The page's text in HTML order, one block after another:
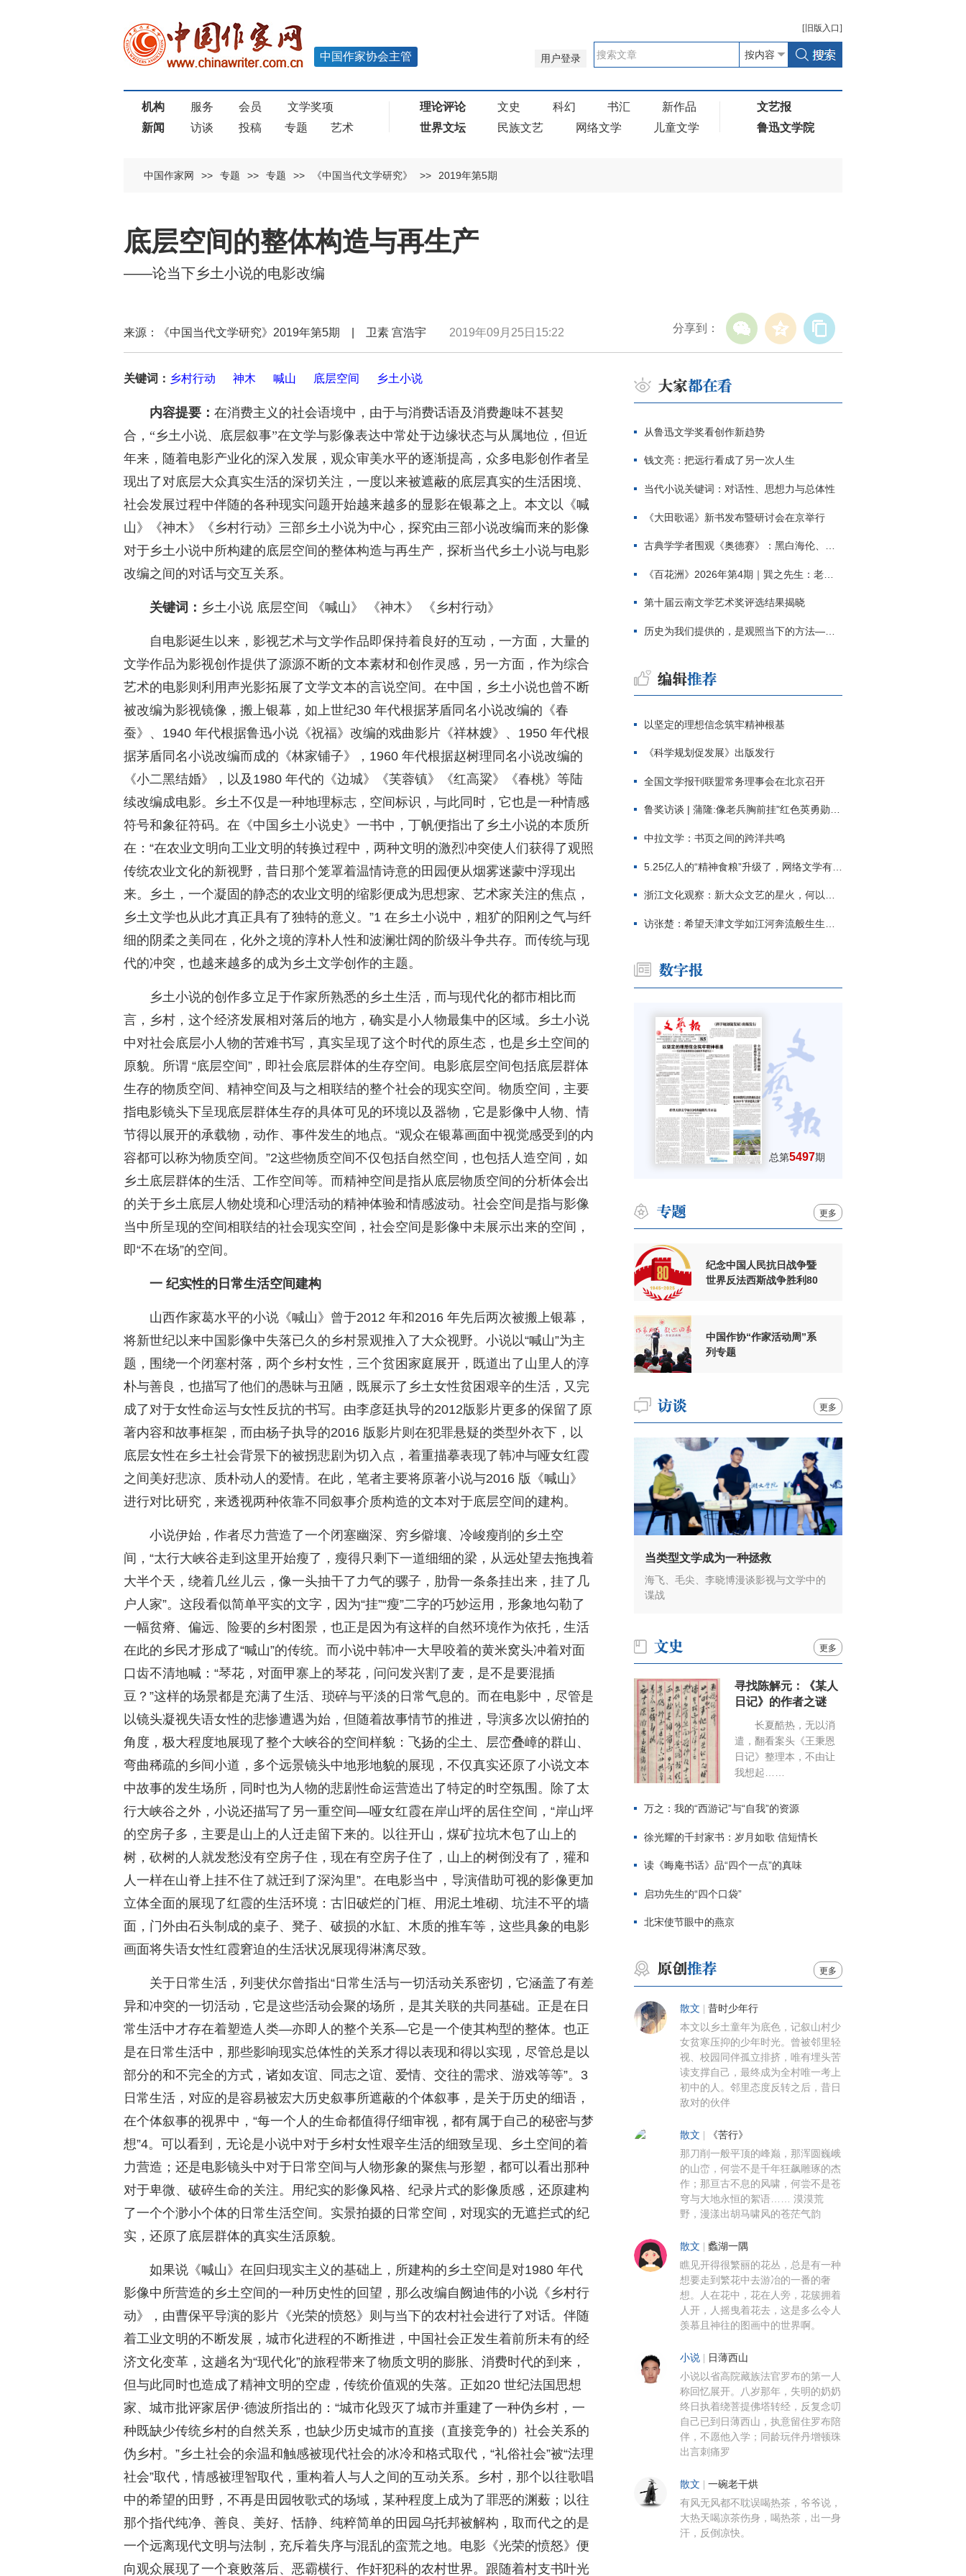
[ 旧版 入口]
用户登录
中国作家协会主管
机构 服务 会员
文学奖项
新闻
访谈 投稿 专题 艺术
理论评论 文史 科幻 书汇
新作品
世界文坛
民族文艺 网络文学 儿童文学
文艺报
鲁迅文学院
中国作家网 >> 专题 >> 专题 >> 《中国当代文学研究》 >> 2019年第5期
底层空间的整体构造与再生产
——论当下乡土小说的电影改编
分享到：
来源：《中国当代文学研究》2019年第5期 | 卫素 宫浩宇 2019年09月25日15:22
关键词： 乡村行动 神木 喊山 底层空间 乡土小说
内容提要： 在消费主义的社会语境中，由于与消费话语及消费趣味不甚契
合，“乡土小说、底层叙事”在文学与影像表达中常处于边缘状态与从属地位，但近
年来，随着电影产业化的深入发展，观众审美水平的逐渐提高，众多电影创作者呈
现出了对底层大众真实生活的深切关注，一度以来被遮蔽的底层真实的生活困境、
社会发展过程中伴随的各种现实问题开始越来越多的显影在银幕之上。本文以《喊
山》《神木》《乡村行动》三部乡土小说为中心，探究由三部小说改编而来的影像
对于乡土小说中所构建的底层空间的整体构造与再生产，探析当代乡土小说与电影
改编之间的对话与交互关系。
关键词： 乡土小说 底层空间 《喊山》 《神木》 《乡村行动》
自电影诞生以来，影视艺术与文学作品即保持着良好的互动，一方面，大量的
文学作品为影视创作提供了源源不断的文本素材和创作灵感，另一方面，作为综合
艺术的电影则利用声光影拓展了文学文本的言说空间。在中国，乡土小说也曾不断
被改编为影视镜像，搬上银幕，如上世纪30 年代根据茅盾同名小说改编的《春
蚕》、1940 年代根据鲁迅小说《祝福》改编的戏曲影片《祥林嫂》、1950 年代根
据茅盾同名小说改编而成的《林家铺子》，1960 年代根据赵树理同名小说改编的
《小二黑结婚》，以及1980 年代的《边城》《芙蓉镇》《红高粱》《春桃》等陆
续改编成电影。乡土不仅是一种地理标志，空间标识，与此同时，它也是一种情感
符号和象征符码。在《中国乡土小说史》一书中，丁帆便指出了乡土小说的本质所
在：“在农业文明向工业文明的转换过程中，两种文明的激烈冲突使人们获得了观照
传统农业文化的新视野，昔日那个笼罩着温情诗意的田园便从烟雾迷蒙中浮现出
来。乡土，一个凝固的静态的农业文明的缩影便成为思想家、艺术家关注的焦点，
乡土文学也从此才真正具有了独特的意义。”1 在乡土小说中，粗犷的阳刚之气与纤
细的阴柔之美同在，化外之境的淳朴人性和波澜壮阔的阶级斗争共存。而传统与现
代的冲突，也越来越多的成为乡土文学创作的主题。
乡土小说的创作多立足于作家所熟悉的乡土生活，而与现代化的都市相比而
言，乡村，这个经济发展相对落后的地方，确实是小人物最集中的区域。乡土小说
中对社会底层小人物的苦难书写，真实呈现了这个时代的原生态，也是乡土空间的
原貌。所谓 “底层空间”，即社会底层群体的生存空间。电影底层空间包括底层群体
生存的物质空间、精神空间及与之相联结的整个社会的现实空间。物质空间，主要
指电影镜头下呈现底层群体生存的具体可见的环境以及器物，它是影像中人物、情
节得以展开的承载物，动作、事件发生的地点。“观众在银幕画面中视觉感受到的内
容都可以称为物质空间。”2这些物质空间不仅包括自然空间，也包括人造空间，如
乡土底层群体的生活、工作空间等。而精神空间是指从底层物质空间的分析体会出
的关于乡土底层人物处境和心理活动的精神体验和情感波动。社会空间是指与影像
当中所呈现的空间相联结的社会现实空间，社会空间是影像中未展示出来的空间，
即“不在场”的空间。
一 纪实性的日常生活空间建构
山西作家葛水平的小说《喊山》曾于2012 年和2016 年先后两次被搬上银幕，
将新世纪以来中国影像中失落已久的乡村景观推入了大众视野。小说以“喊山”为主
题，围绕一个闭塞村落，两个乡村女性，三个贫困家庭展开，既道出了山里人的淳
朴与善良，也描写了他们的愚昧与丑陋，既展示了乡土女性贫困艰辛的生活，又完
成了对于女性命运与女性反抗的书写。由李彦廷执导的2012版影片更多的保留了原
著内容和故事框架，而由杨子执导的2016 版影片则在犯罪悬疑的类型外衣下，以
底层女性在乡土社会背景下的被拐悲剧为切入点，着重描摹表现了韩冲与哑女红霞
之间美好悲凉、质朴动人的爱情。在此，笔者主要将原著小说与2016 版《喊山》
进行对比研究，来透视两种依靠不同叙事介质构造的文本对于底层空间的建构。
小说伊始，作者尽力营造了一个闭塞幽深、穷乡僻壤、冷峻瘦削的乡土空
间，“太行大峡谷走到这里开始瘦了，瘦得只剩下一道细细的梁，从远处望去拖拽着
大半个天，绕着几丝儿云，像一头抽干了力气的骡子，肋骨一条条挂出来，挂了几
户人家”。这段看似简单平实的文字，因为“挂”“瘦”二字的巧妙运用，形象地勾勒了
一幅贫瘠、偏远、险要的乡村图景，也正是因为有这样的自然环境作为依托，生活
在此的乡民才形成了“喊山”的传统。而小说中韩冲一大早咬着的黄米窝头冲着对面
口齿不清地喊：“琴花，对面甲寨上的琴花，问问发兴割了麦，是不是要混插
豆？”这样的场景都是充满了生活、琐碎与平淡的日常气息的。而在电影中，尽管是
以镜头凝视失语女性的悲惨遭遇为始，但随着故事情节的推进，导演多次以俯拍的
角度，极大程度地展现了整个大峡谷的空间样貌：飞扬的尘土、层峦叠嶂的群山、
弯曲稀疏的乡间小道，多个远景镜头中地形地貌的展现，不仅真实还原了小说文本
中故事的发生场所，同时也为人物的悲剧性命运营造出了特定的时空氛围。除了太
行大峡谷之外，小说还描写了另一重空间—哑女红霞在岸山坪的居住空间，“岸山坪
的空房子多，主要是山上的人迁走留下来的。以往开山，煤矿拉坑木包了山上的
树，砍树的人就发愁没有空房子住，现在有空房子住了，山上的树倒没有了，獾和
人一样在山脊上挂不住了就迁到了深沟里”。在电影当中，导演借助可视的影像更加
立体全面的展现了红霞的生活环境：古旧破烂的门框、用泥土堆砌、坑洼不平的墙
面，门外由石头制成的桌子、凳子、破损的水缸、木质的推车等，这些具象的电影
画面将失语女性红霞窘迫的生活状况展现得淋漓尽致。
关于日常生活，列斐伏尔曾指出“日常生活与一切活动关系密切，它涵盖了有差
异和冲突的一切活动，它是这些活动会聚的场所，是其关联的共同基础。正是在日
常生活中才存在着塑造人类—亦即人的整个关系—它是一个使其构型的整体。也正
是在日常生活中，那些影响现实总体性的关系才得以表现和得以实现，尽管总是以
部分的和不完全的方式，诸如友谊、同志之谊、爱情、交往的需求、游戏等等”。3
日常生活，对应的是容易被宏大历史叙事所遮蔽的个体叙事，是关于历史的细语，
在个体叙事的视界中，“每一个人的生命都值得仔细审视，都有属于自己的秘密与梦
想”4。可以看到，无论是小说中对于乡村女性艰辛生活的细致呈现、乡土空间的着
力营造；还是电影镜头中对于日常空间与人物形象的聚焦与形塑，都可以看出那种
对于卑微、破碎生命的关注。用纪实的影像风格、纪录片式的影像质感，还原建构
了一个个渺小个体的日常生活空间。实景拍摄的日常空间，对现实的无遮拦式的纪
实，还原了底层群体的真实生活原貌。
如果说《喊山》在回归现实主义的基础上，所建构的乡土空间是对1980 年代
影像中所营造的乡土空间的一种历史性的回望，那么改编自阙迪伟的小说《乡村行
动》，由曹保平导演的影片《光荣的愤怒》则与当下的农村社会进行了对话。伴随
着工业文明的不断发展，城市化进程的不断推进，中国社会正发生着前所未有的经
济文化变革，这趟名为“现代化”的旅程带来了物质文明的膨胀、消费时代的到来，
但与此同时也造成了精神文明的空虚，传统价值观的失落。正如20 世纪法国思想
家、城市批评家居伊·德波所指出的：“城市化毁灭了城市并重建了一种伪乡村，一
种既缺少传统乡村的自然关系，也缺少历史城市的直接（直接竞争的）社会关系的
伪乡村。”乡土社会的余温和触感被现代社会的冰冷和格式取代，“礼俗社会”被“法理
社会”取代，情感被理智取代，重构着人与人之间的互动关系。乡村，那个以往歌唱
中的希望的田野，不再是田园牧歌式的场域，某种程度上成为了罪恶的渊薮；以往
那个指代纯净、善良、美好、恬静、纯粹简单的田园乌托邦被解构，取而代之的是
一个远离现代文明与法制，充斥着失序与混乱的蛮荒之地。电影《光荣的愤怒》便
向观众展现了一个衰败落后、恶霸横行、作奸犯科的农村世界。跟随着村支书叶光
从鲁迅文学奖看创作新趋势
钱文亮：把远行看成了另一次人生
当代小说关键词：对话性、思想力与总体性
《大田歌谣》新书发布暨研讨会在京举行
古典学学者围观《奥德赛》：黑白海伦、佩涅罗佩的别针与神秘入侵者
《百花洲》2026年第4期｜巽之先生：老兵朱向前侧记三题
第十届云南文学艺术奖评选结果揭晓
历史为我们提供的，是观照当下的方法——历史题材非虚构写作多人谈
以坚定的理想信念筑牢精神根基
《科学规划促发展》出版发行
全国文学报刊联盟常务理事会在北京召开
鲁奖访谈 | 蒲隆:像老兵胸前挂"红色英勇勋章"
中拉文学：书页之间的跨洋共鸣
5.25亿人的“精神食粮”升级了，网络文学有了哪些新变化？
浙江文化观察：新大众文艺的星火，何以燎原？
访张楚：希望天津文学如江河奔流般生生不息
总第5497期
更多
纪念中国人民抗日战争暨
世界反法西斯战争胜利80
中国作协“作家活动周”系
列专题
更多
当类型文学成为一种拯救
海飞、毛尖、李晓博漫谈影视与文学中的
谍战
更多
寻找陈解元：《某人
日记》的作者之谜
长夏酷热，无以消
遣，翻看案头《王秉恩
日记》整理本，不由让
我想起……
万之：我的“西游记”与“自我”的资源
徐光耀的千封家书：岁月如歌 信短情长
读《晦庵书话》品“四个一点”的真味
启功先生的“四个口袋”
北宋使节眼中的燕京
更多
散文 昔时少年行
本文以乡土童年为底色，记叙山村少
女贫寒压抑的少年时光。曾被邻里轻
视、校园同伴孤立排挤，唯有埋头苦
读支撑自己，最终成为全村唯一考上
初中的人。邻里态度反转之后，昔日
敌对的伙伴
散文 《苦行》
那刀削一般平顶的峰巅，那浑圆巍峨
的山峦，何尝不是千年狂飙雕琢的杰
作；那亘古不息的风啸，何尝不是苍
穹与大地永恒的絮语…… 漠漠荒
野，漫漾出胡马啸风的苍茫气韵
散文 蠡湖一隅
瞧见开得很繁丽的花丛，总是有一种
想要走到繁花中去游冶的一番的奢
想。人在花中，花在人旁，花簇拥着
人开，人摇曳着花去，这是多么令人
羡慕且神往的图画中的世界啊。
小说 日薄西山
小说以省高院藏族法官罗布的第一人
称回忆展开。八岁那年，失明的奶奶
终日执着绕菩提佛塔转经，反复念叨
自己已到日薄西山，执意留住罗布陪
伴，不愿他入学；同龄玩伴丹增顿珠
出言刺痛罗
散文 一碗老干烘
有风无风都不耽误喝热茶，爷爷说，
大热天喝凉茶伤身，喝热茶，出一身
汗，反倒凉快。